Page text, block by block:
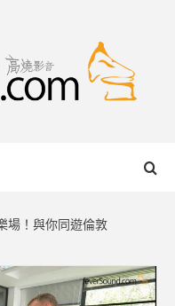
場！與你同遊倫敦